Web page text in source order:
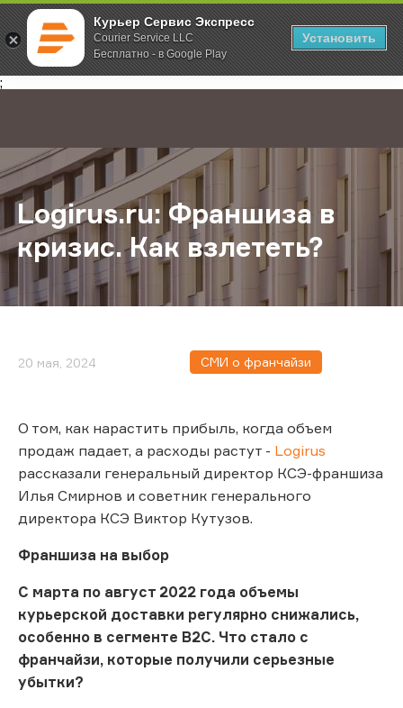
Курьер Сервис Экспресс
Courier Service LLC
Бесплатно - в Google Play
Установить
;
Главная О компании Новости Logirus.ru: Франшиза в кризис. Как
Logirus.ru: Франшиза в
кризис. Как взлететь?
20 мая, 2024 СМИ о франчайзи
О том, как нарастить прибыль, когда объем
продаж падает, а расходы растут - Logirus
рассказали генеральный директор КСЭ-франшиза
Илья Смирнов и советник генерального
директора КСЭ Виктор Кутузов.
Франшиза на выбор
С марта по август 2022 года объемы
курьерской доставки регулярно снижались,
особенно в сегменте В2С. Что стало с
франчайзи, которые получили серьезные
убытки?